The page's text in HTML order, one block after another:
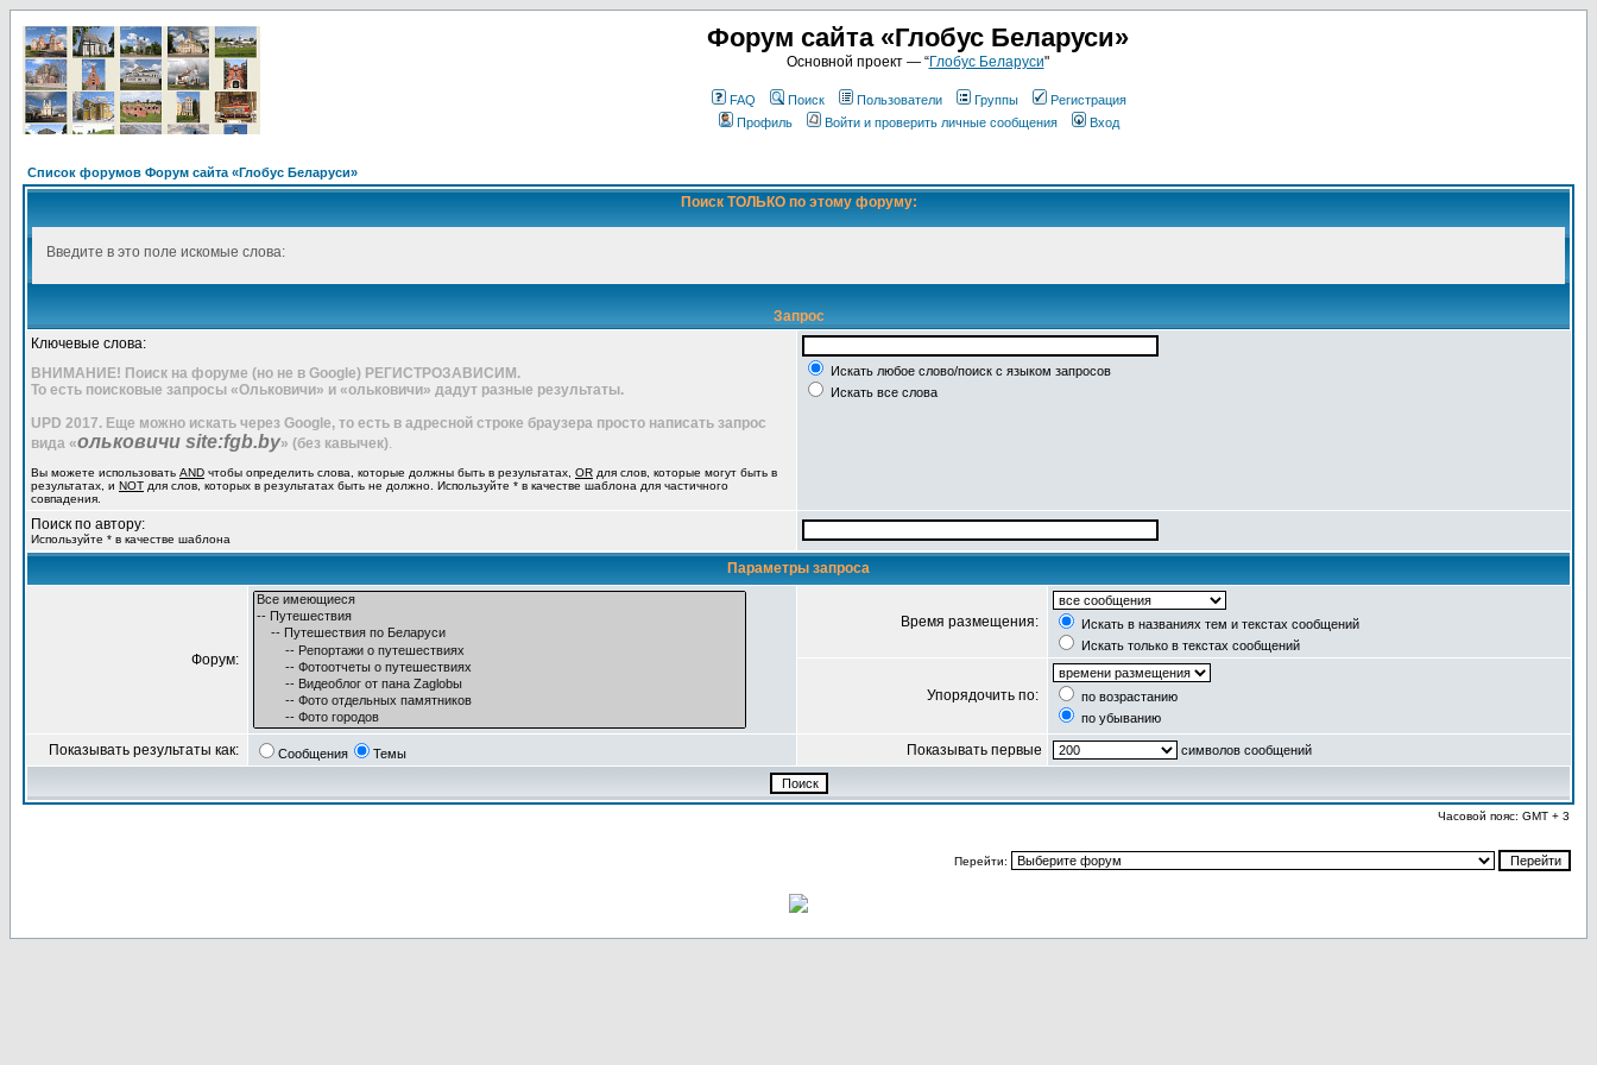
Форум сайта «Глобус Беларуси»
Основной проект — “Глобус Беларуси"
FAQ Поиск Пользователи Группы
Регистрация
Профиль
Войти и проверить личные сообщения Вход
Список форумов Форум сайта «Глобус Беларуси»
Поиск ТОЛЬКО по этому форуму:
Введите в это поле искомые слова:
Запрос
Ключевые слова:
ВНИМАНИЕ! Поиск на форуме (но не в Google) РЕГИСТРОЗАВИСИМ.
То есть поисковые запросы «Ольковичи» и «ольковичи» дадут разные результаты.
UPD 2017. Еще можно искать через Google, то есть в адресной строке браузера просто написать запрос
вида «ольковичи site:fgb.by» (без кавычек).
Вы можете использовать AND чтобы определить слова, которые должны быть в результатах, OR для слов, которые могут быть в
результатах, и NOT для слов, которых в результатах быть не должно. Используйте * в качестве шаблона для частичного
совпадения.
Искать любое слово/поиск с языком запросов
Искать все слова
Поиск по автору:
Используйте * в качестве шаблона
Параметры запроса
Форум:
Время размещения:
Искать в названиях тем и текстах сообщений
Искать только в текстах сообщений
Упорядочить по:
по возрастанию
по убыванию
Показывать результаты как: Сообщения Темы Показывать первые символов сообщений
Часовой пояс: GMT + 3
Перейти: